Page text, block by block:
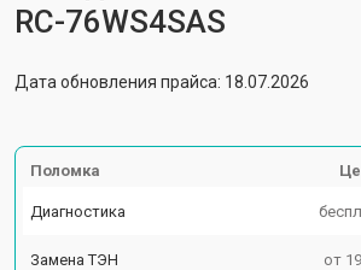
RС-76WS4SAS
Дата обновления прайса: 18.07.2026
Поломка
Диагностика
Замена ТЭН от